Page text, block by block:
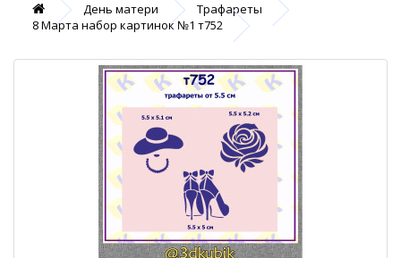
День матери
Трафареты
8 Марта набор картинок №1 т752